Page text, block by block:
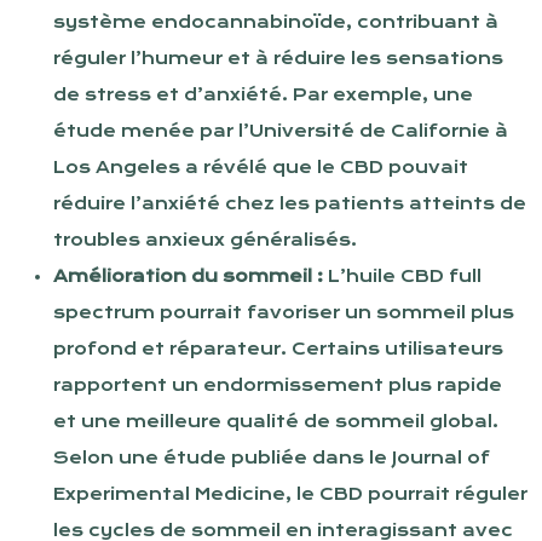
système endocannabinoïde, contribuant à
réguler l’humeur et à réduire les sensations
de stress et d’anxiété. Par exemple, une
étude menée par l’Université de Californie à
Los Angeles a révélé que le CBD pouvait
réduire l’anxiété chez les patients atteints de
troubles anxieux généralisés.
Amélioration du sommeil : L’huile CBD full
spectrum pourrait favoriser un sommeil plus
profond et réparateur. Certains utilisateurs
rapportent un endormissement plus rapide
et une meilleure qualité de sommeil global.
Selon une étude publiée dans le Journal of
Experimental Medicine, le CBD pourrait réguler
les cycles de sommeil en interagissant avec